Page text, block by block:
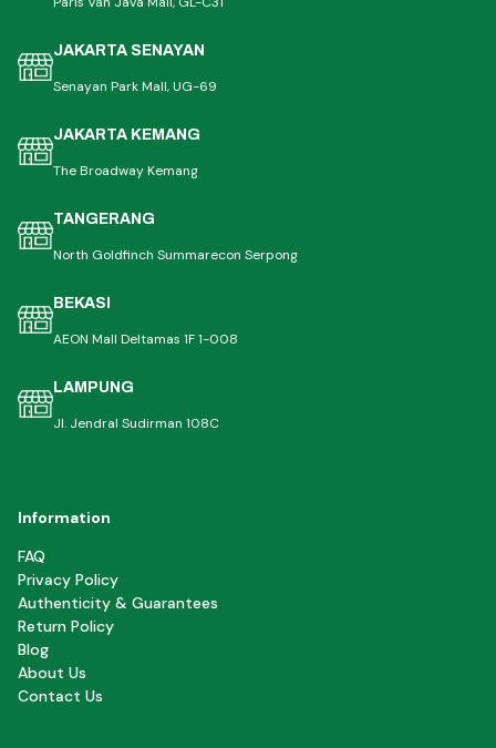
JAKARTA SENAYAN
Senayan Park Mall, UG-69
JAKARTA KEMANG
The Broadway Kemang
TANGERANG
North Goldfinch Summarecon Serpong
BEKASI
AEON Mall Deltamas 1F 1-008
LAMPUNG
Jl. Jendral Sudirman 108C
Information
FAQ
Privacy Policy
Authenticity & Guarantees
Return Policy
Blog
About Us
Contact Us